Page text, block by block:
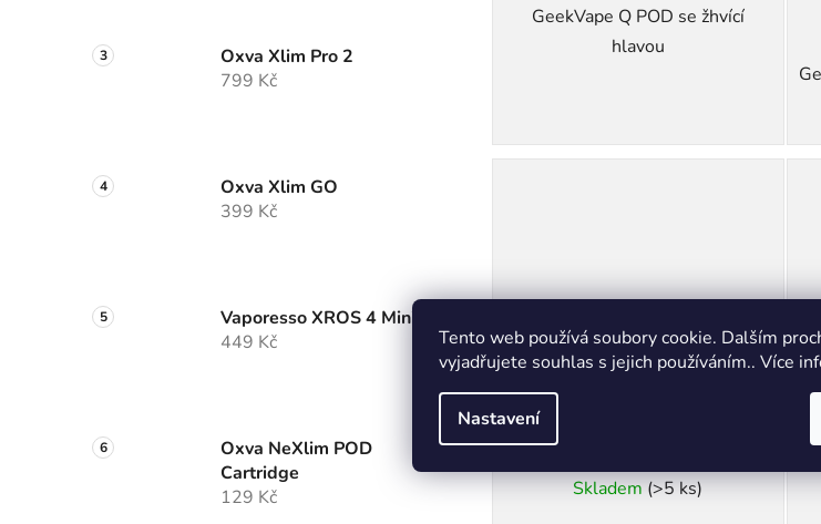
Tento web používá soubory cookie. Dalším
vyjadřujete souhlas s jejich používáním.. Více
Nastavení
Oxva Xlim Pro 2
799 Kč
Oxva Xlim GO
399 Kč
Vaporesso XROS 4 Mini
449 Kč
Oxva NeXlim POD
Cartridge
129 Kč
GeekVape Q POD se žhvící
hlavou
GeekVape K1 POD Cartridge
Skladem(>5 ks)